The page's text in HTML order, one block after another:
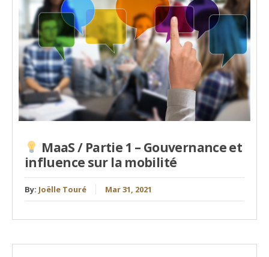
MaaS / Partie 1 – Gouvernance et
influence sur la mobilité
By: Joëlle Touré Mar 31, 2021